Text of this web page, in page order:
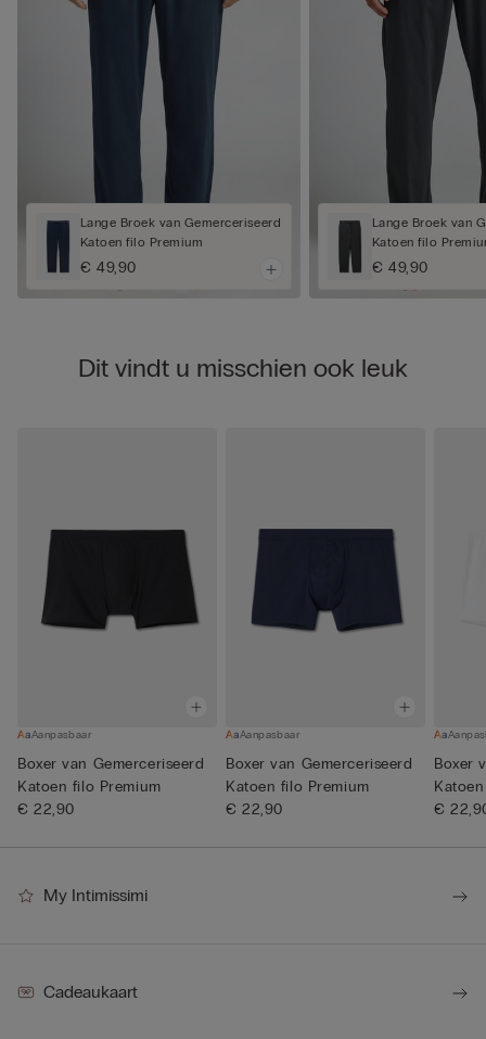
Lange Broek van Gemerceriseerd
Katoen filo Premium
€ 49,90
Lange Broek van
Katoen filo
€ 49,90
Dit vindt u misschien ook leuk
Aanpasbaar
Boxer van Gemerceriseerd
Katoen filo Premium
€ 22,90
Aanpasbaar
Boxer van Gemerceriseerd
Katoen filo Premium
€ 22,90
Boxer
€
My Intimissimi
Cadeaukaart